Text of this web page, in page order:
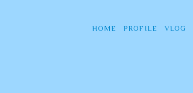
HOME PROFILE VLOG